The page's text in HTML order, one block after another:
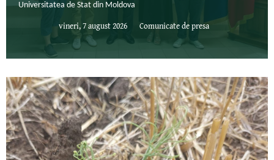
Universitatea de Stat din Moldova
vineri, 7 august 2026 Comunicate de presa